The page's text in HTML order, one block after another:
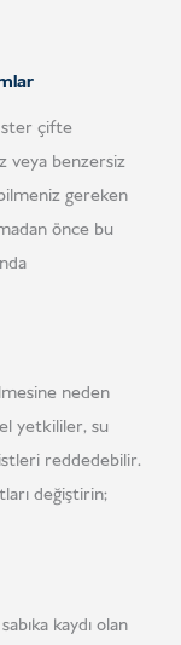
çifte
veya benzersiz
gereken
önce bu
neden
yetkililer, su
reddedebilir.
değiştirin;
kaydı olan